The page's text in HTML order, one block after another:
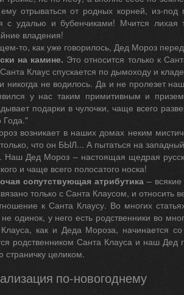
отрываться от родных корней, из-
с удалью и бубенчиками! Мчится
владения!
то, как уже говорилось, Дед Мороз
на камине. Это относится только к
Клаус спускается по дымоходу и
никогда не водилось. Да и не пролезет
у нас таким примитивным и
подарки в чулочки, чаще всего
Года."
возникает в наших домах неким
что он БЫЛ... А пытаться на
Дед Мороз – настоящая щедрая
и чаще всего полосатого носка!
сопутствующая атрибутика– всякие
только с Санта Клаусом, и
к Санта Клаусу. Во многих
одинок, у него есть родственники во
как и Деда Мороза, начинается
родственником Санта Клауса и наш Дед
страничку целиком.
по-новогоднему